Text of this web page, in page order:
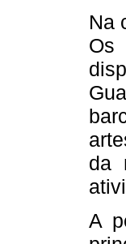
Na
da
A